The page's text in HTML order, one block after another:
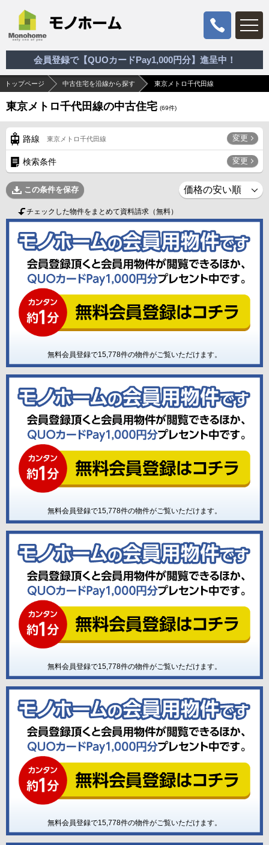
会員登録で【QUOカードPay1,000円分】進呈中！
トップページ 中古住宅を沿線から探す 東京メトロ千代田線
東京メトロ千代田線の中古住宅 (69件)
路線 東京メトロ千代田線 変更
検索条件 変更
この条件を保存
チェックした物件をまとめて資料請求（無料）
無料会員登録で15,778件の物件がご覧いただけます。
無料会員登録で15,778件の物件がご覧いただけます。
無料会員登録で15,778件の物件がご覧いただけます。
無料会員登録で15,778件の物件がご覧いただけます。